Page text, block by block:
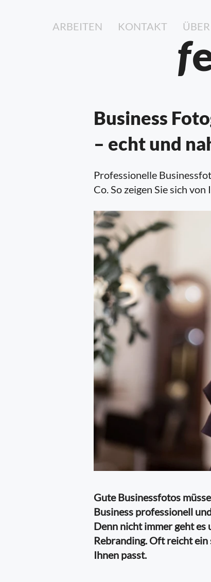
ARBEITEN KONTAKT
f
Business
– echt und
Professionelle
Co. So zeigen Sie sich
Gute Businessfotos
Business professionell
Denn nicht immer geht
Rebranding. Oft reicht
Ihnen passt.